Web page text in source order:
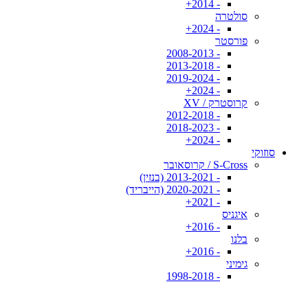
- 2014+
סולטרה
- 2024+
פורסטר
- 2008-2013
- 2013-2018
- 2019-2024
- 2024+
קרוסטרק / XV
- 2012-2018
- 2018-2023
- 2024+
סוזוקי
S-Cross / קרוסאובר
- 2013-2021 (בנזין)
- 2020-2021 (הייבריד)
- 2021+
איגניס
- 2016+
בלנו
- 2016+
גימיני
- 1998-2018